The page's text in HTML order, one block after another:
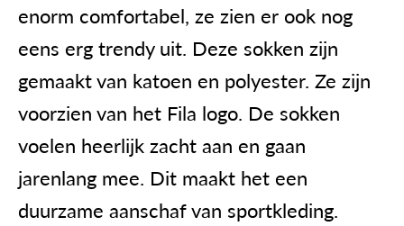
enorm comfortabel, ze zien er ook nog
eens erg trendy uit. Deze sokken zijn
gemaakt van katoen en polyester. Ze zijn
voorzien van het Fila logo. De sokken
voelen heerlijk zacht aan en gaan
jarenlang mee. Dit maakt het een
duurzame aanschaf van sportkleding.